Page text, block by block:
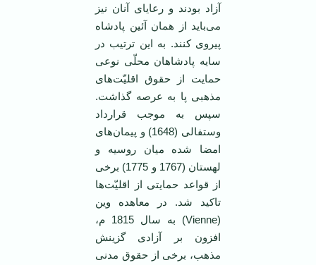
آزاد بودند و رعایای آنان نیز
می‌باید از همان آئین پادشاه
پیروی کنند. به این ترتیب در
سایه پادشاهان محلّی نوعی
حمایت از حقوق اقلیّت‌های
مذهبی پا به عرصه گذاشت.
سپس به موجب قرارداد
وستفالی (1648) و پیمان‌های
امضا شده میان روسیه و
لهستان (1767 و 1775) برخی
از قواعد حمایتی از اقلیّت‌ها
تاکید شد. در معاهده وین
(Vienne) به سال 1815 م،
افزون بر آزادی گزینش
مذهب، برخی از حقوق مدنی